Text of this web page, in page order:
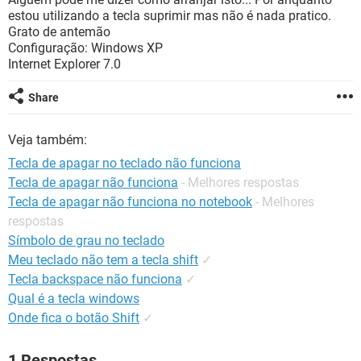
GUIA DE COMPRAS
estou utilizando a tecla suprimir mas não é nada pratico.
Grato de antemão
Configuração: Windows XP
Internet Explorer 7.0
Share
Veja também:
Tecla de apagar no teclado não funciona
Tecla de apagar não funciona - Melhores respostas
Tecla de apagar não funciona no notebook - Melhores
respostas
Símbolo de grau no teclado
Meu teclado não tem a tecla shift ✓
Tecla backspace não funciona ✓
Qual é a tecla windows
Onde fica o botão Shift ✓